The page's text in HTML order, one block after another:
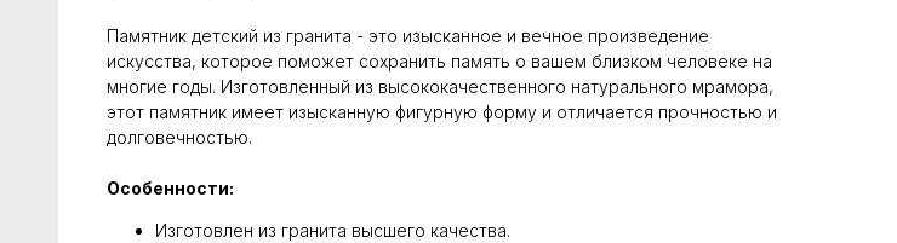
Памятник детский из гранита - это изысканное и вечное произведение
искусства, которое поможет сохранить память о вашем близком человеке на
многие годы. Изготовленный из высококачественного натурального мрамора,
этот памятник имеет изысканную фигурную форму и отличается прочностью и
долговечностью.
Особенности:
Изготовлен из гранита высшего качества.